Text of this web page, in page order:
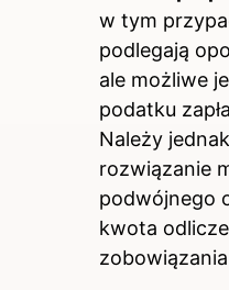
w tym
podlegają
ale możliwe
podatku
Należy
rozwiązanie
podwójnego
kwota